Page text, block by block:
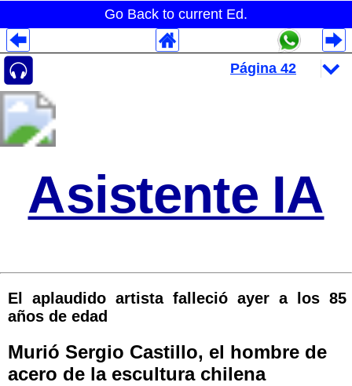
Go Back to current Ed.
Asistente IA
El aplaudido artista falleció ayer a los 85
años de edad
Murió Sergio Castillo, el hombre de
acero de la escultura chilena
Despliegues Analytics
Despliegues Totales
Despliegues por Rubros